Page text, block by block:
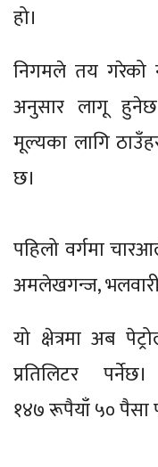
हो।
निगमले तय गरेको
अनुसार लागू
मूल्यका लागि
छ।
पहिलो वर्गमा
अमलेखगन्ज,
यो क्षेत्रमा अब
प्रतिलिटर
१४७ रूपैयाँ ५० पैसा